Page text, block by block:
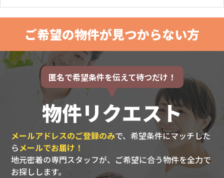
ご希望の物件が見つからない方
匿名で希望条件を伝えて待つだけ！
物件リクエスト
メールアドレスのご登録のみで、希望条件にマッチした
らメールでお届け！
地元密着の専門スタッフが、ご希望に合う物件を全力で
お探しします。